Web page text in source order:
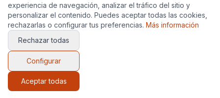
Privacidad
Cookies
© 2026 Decoración y Muebles. Todos los derechos
experiencia de navegación, analizar el tráfico del sitio y
personalizar el contenido. Puedes aceptar todas las cookies,
rechazarlas o configurar tus preferencias. Más información
Rechazar todas
Configurar
Aceptar todas